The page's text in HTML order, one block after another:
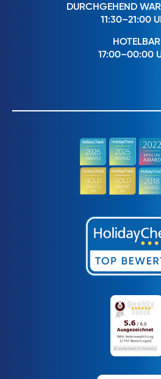
DURCHGEHEND
11:30–21:00
HOTELBAR
17:00–00:00